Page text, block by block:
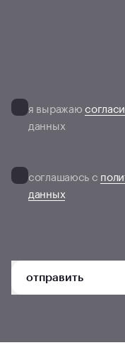
я выражаю
данных
соглашаюсь с
данных
отправить